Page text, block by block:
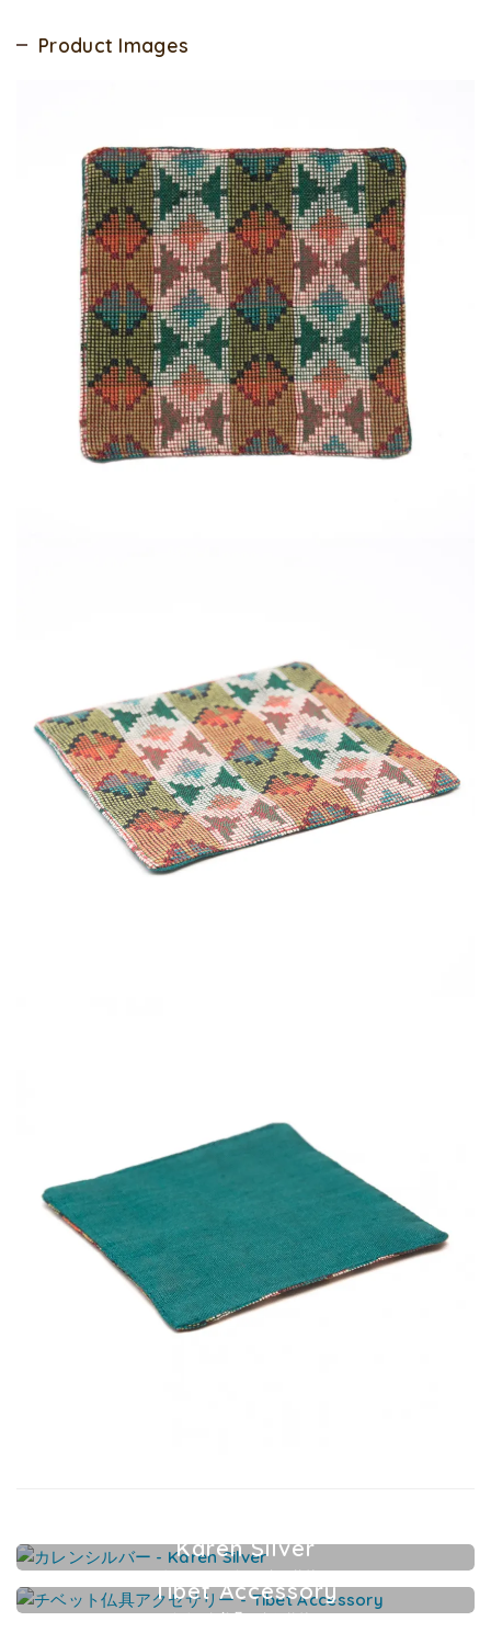
Product Images
Karen Silver
カレンシルバーアクセサリー
Tibet Accessory
チベット仏具アクセサリー